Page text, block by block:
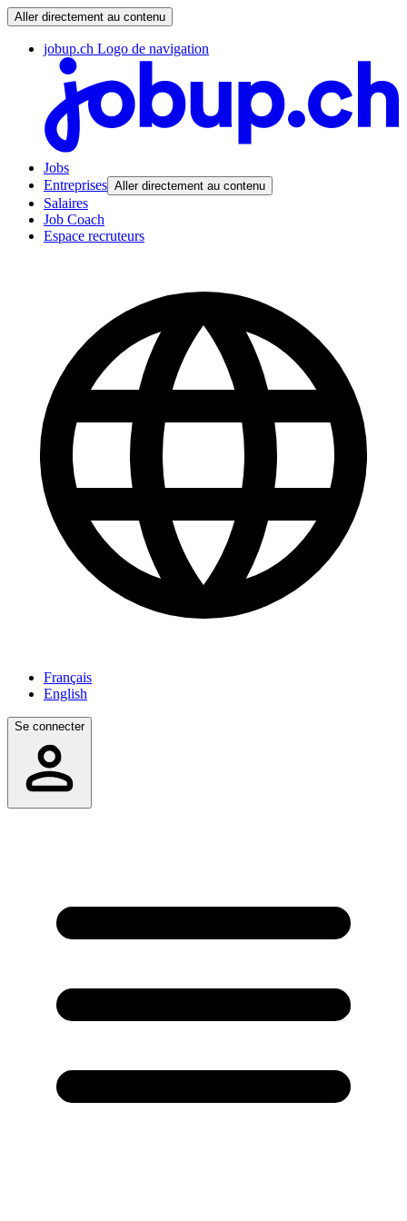
Aller directement au contenu
jobup.ch Logo de navigation
Jobs
Entreprises Aller directement au contenu
Salaires
Job Coach
Espace recruteurs
Français
English
Se connecter